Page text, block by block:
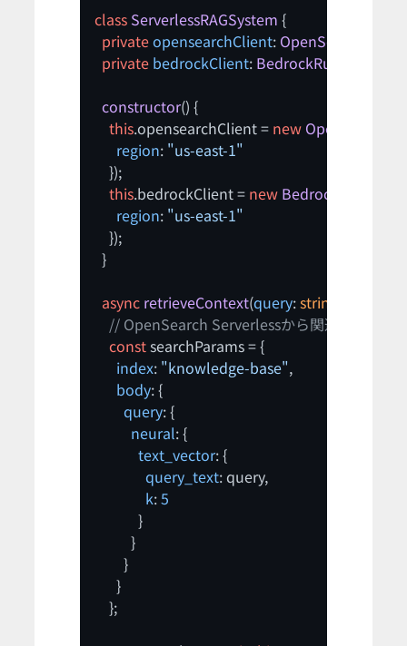
class ServerlessRAGSystem {
privateopensearchClient: OpenSearchClient
private bedrockClient:
constructor() {
this.opensearchClient = new
region: "us-east-1"
    });
this.bedrockClient = new
region: "us-east-1"
    });
  }
async retrieveContext(query: string
// OpenSearch Serverlessから関連文書を検
const searchParams = {
index: "knowledge-base",
body: {
query: {
neural: {
text_vector: {
query_text: query,
k: 5
            }
          }
        }
      }
    };